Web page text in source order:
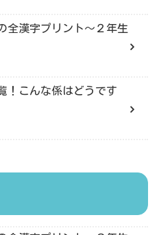
全漢字プリント〜２年生
！こんな係はどうです